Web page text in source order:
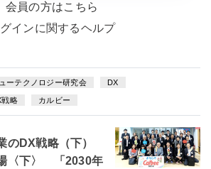
会員の方はこちら
インに関するヘルプ
ーテクノロジー研究会 DX
戦略 カルビー
のDX戦略（下）
〈下〉 「2030年